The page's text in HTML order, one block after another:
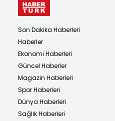
Son Dakika Haberleri
Haberler
Ekonomi Haberleri
Güncel Haberler
Magazin Haberleri
Spor Haberleri
Dünya Haberleri
Sağlık Haberleri